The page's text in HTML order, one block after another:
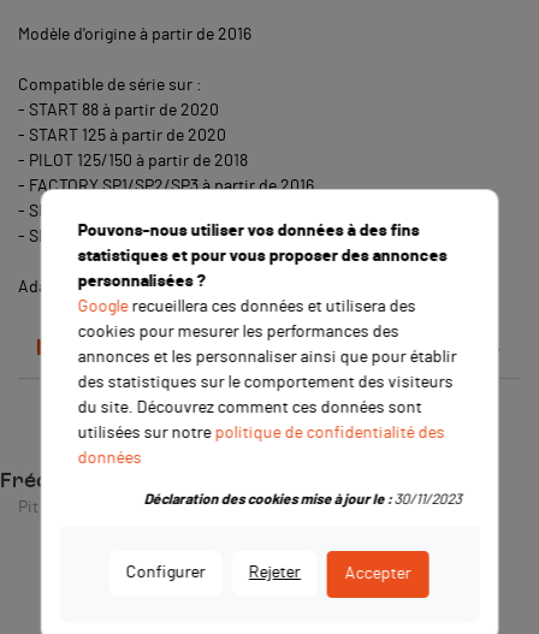
Modèle d'origine à partir de 2016
Compatible de série sur :
- START 88 à partir de 2020
- START 125 à partir de 2020
- PILOT 125/150 à partir de 2018
- FACTORY SP1/SP2/SP3 à partir de 2016
- SM 125 à partir de 2020
- SM 150 à partir de 2018
Adaptable sur tous modèles
Détails du produit
Fréquemment achetés ensemble
Pit Bike / Dirt Bike
-3,50 €
Pouvons-nous utiliser vos données à des fins
statistiques et pour vous proposer des annonces
personnalisées ?
Googlerecueillera ces données et utilisera des
cookies pour mesurer les performances des
annonces et les personnaliser ainsi que pour établir
des statistiques sur le comportement des visiteurs
du site. Découvrez comment ces données sont
utilisées sur notre politique de confidentialité des
données
Configurer Rejeter Accepter
Déclaration des cookies mise à jour le :30/11/2023